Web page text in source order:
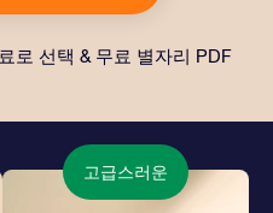
사랑하는 사람에게 영원히
로 선택 & 무료 별자리 PDF
고급스러운